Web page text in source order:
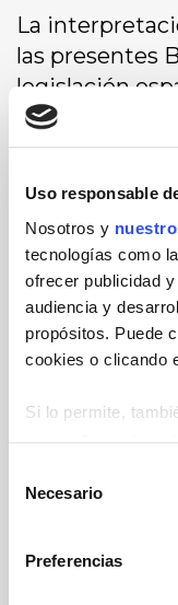
Uso responsable
Nosotros y
tecnologías como
ofrecer publicidad
audiencia y
propósitos. Puede
cookies o clicando
Si lo permite,
Identificar
Obtenga más
Necesario
Preferencias
La
las presentes
legislación
controversia
interpretación
Juzgados y
Alicante.
Bases